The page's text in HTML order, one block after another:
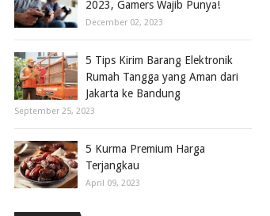
2023, Gamers Wajib Punya!
December 02, 2023
5 Tips Kirim Barang Elektronik
Rumah Tangga yang Aman dari
Jakarta ke Bandung
September 25, 2023
5 Kurma Premium Harga
Terjangkau
April 09, 2023